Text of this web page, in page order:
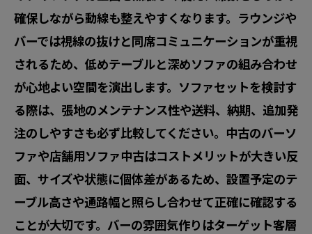
確保しながら動線も整えやすくなります。ラウンジや
バーでは視線の抜けと同席コミュニケーションが重視
されるため、低めテーブルと深めソファの組み合わせ
が心地よい空間を演出します。ソファセットを検討す
る際は、張地のメンテナンス性や送料、納期、追加発
注のしやすさも必ず比較してください。中古のバーソ
ファや店舗用ソファ中古はコストメリットが大きい反
面、サイズや状態に個体差があるため、設置予定のテ
ーブル高さや通路幅と照らし合わせて正確に確認する
ことが大切です。バーの雰囲気作りはターゲット客層